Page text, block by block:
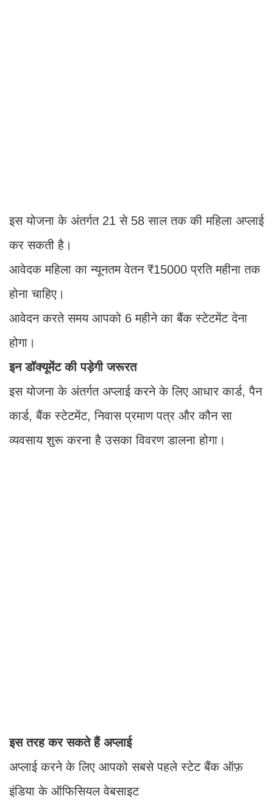
इस योजना के अंतर्गत 21 से 58 साल तक की महिला अप्लाई
कर सकती है।
आवेदक महिला का न्यूनतम वेतन ₹15000 प्रति महीना तक
होना चाहिए।
आवेदन करते समय आपको 6 महीने का बैंक स्टेटमेंट देना
होगा।
इन डॉक्यूमेंट की पड़ेगी जरूरत
इस योजना के अंतर्गत अप्लाई करने के लिए आधार कार्ड, पैन
कार्ड, बैंक स्टेटमेंट, निवास प्रमाण पत्र और कौन सा
व्यवसाय शुरू करना है उसका विवरण डालना होगा।
इस तरह कर सकते हैं अप्लाई
अप्लाई करने के लिए आपको सबसे पहले स्टेट बैंक ऑफ़
इंडिया के ऑफिसियल वेबसाइट